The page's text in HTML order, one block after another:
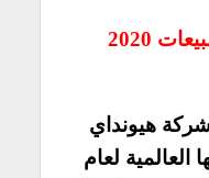
هيونداي تتخطى تقديرات مبيعات 2020
هيونداي
العالمية لعام